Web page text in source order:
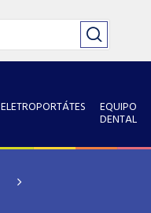
ELETROPORTÁTES EQUIPO
DENTAL